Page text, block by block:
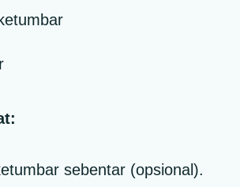
sebentar (opsional).